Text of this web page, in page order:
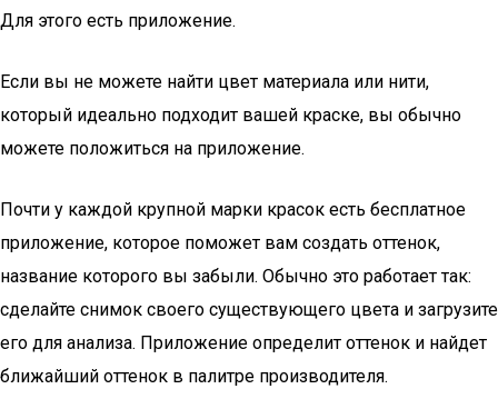
Для этого есть приложение.
Если вы не можете найти цвет материала или нити,
который идеально подходит вашей краске, вы обычно
можете положиться на приложение.
Почти у каждой крупной марки красок есть бесплатное
приложение, которое поможет вам создать оттенок,
название которого вы забыли. Обычно это работает так:
сделайте снимок своего существующего цвета и загрузите
его для анализа. Приложение определит оттенок и найдет
ближайший оттенок в палитре производителя.